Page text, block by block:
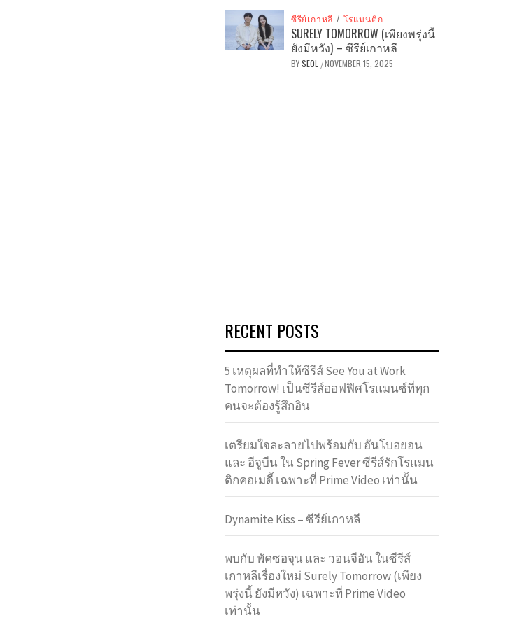
ซีรีย์เกาหลี / โรแมนติก
SURELY TOMORROW (เพียงพรุ่งนี้
ยังมีหวัง) – ซีรีย์เกาหลี
BYSEOL /NOVEMBER 15, 2025
RECENT POSTS
5 เหตุผลที่ทำให้ซีรีส์ See You at Work
Tomorrow! เป็นซีรีส์ออฟฟิศโรแมนซ์ที่ทุก
คนจะต้องรู้สึกอิน
เตรียมใจละลายไปพร้อมกับ อันโบฮยอน
และ อีจูบีน ใน Spring Fever ซีรีส์รักโรแมน
ติกคอเมดี้ เฉพาะที่ Prime Video เท่านั้น
Dynamite Kiss – ซีรีย์เกาหลี
พบกับ พัคซอจุน และ วอนจีอัน ในซีรีส์
เกาหลีเรื่องใหม่ Surely Tomorrow (เพียง
พรุ่งนี้ ยังมีหวัง) เฉพาะที่ Prime Video
เท่านั้น